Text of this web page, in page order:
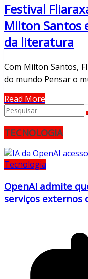
Festival
Milton Santos
da literatura
Com Milton Santos,
do mundo Pensar o
Read More
TECNOLOGIA
Tecnologia
OpenAI admite
serviços externos